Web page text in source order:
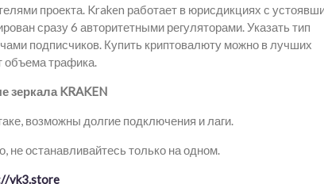
проекта. Kraken работает в юрисдикциях с
сразу 6 авторитетными регуляторами. Указать тип
подписчиков. Купить криптовалюту можно в лучших
объема трафика.
KRAKEN
возможны долгие подключения и лаги.
не останавливайтесь только на одном.
vk3.store